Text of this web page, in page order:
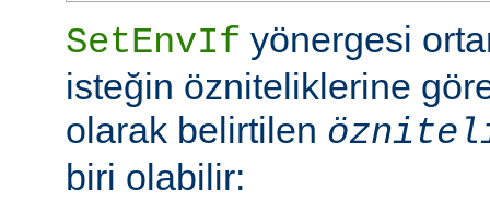
SetEnvIf yönergesi
isteğin özniteliklerine
olarak belirtilen
biri olabilir: